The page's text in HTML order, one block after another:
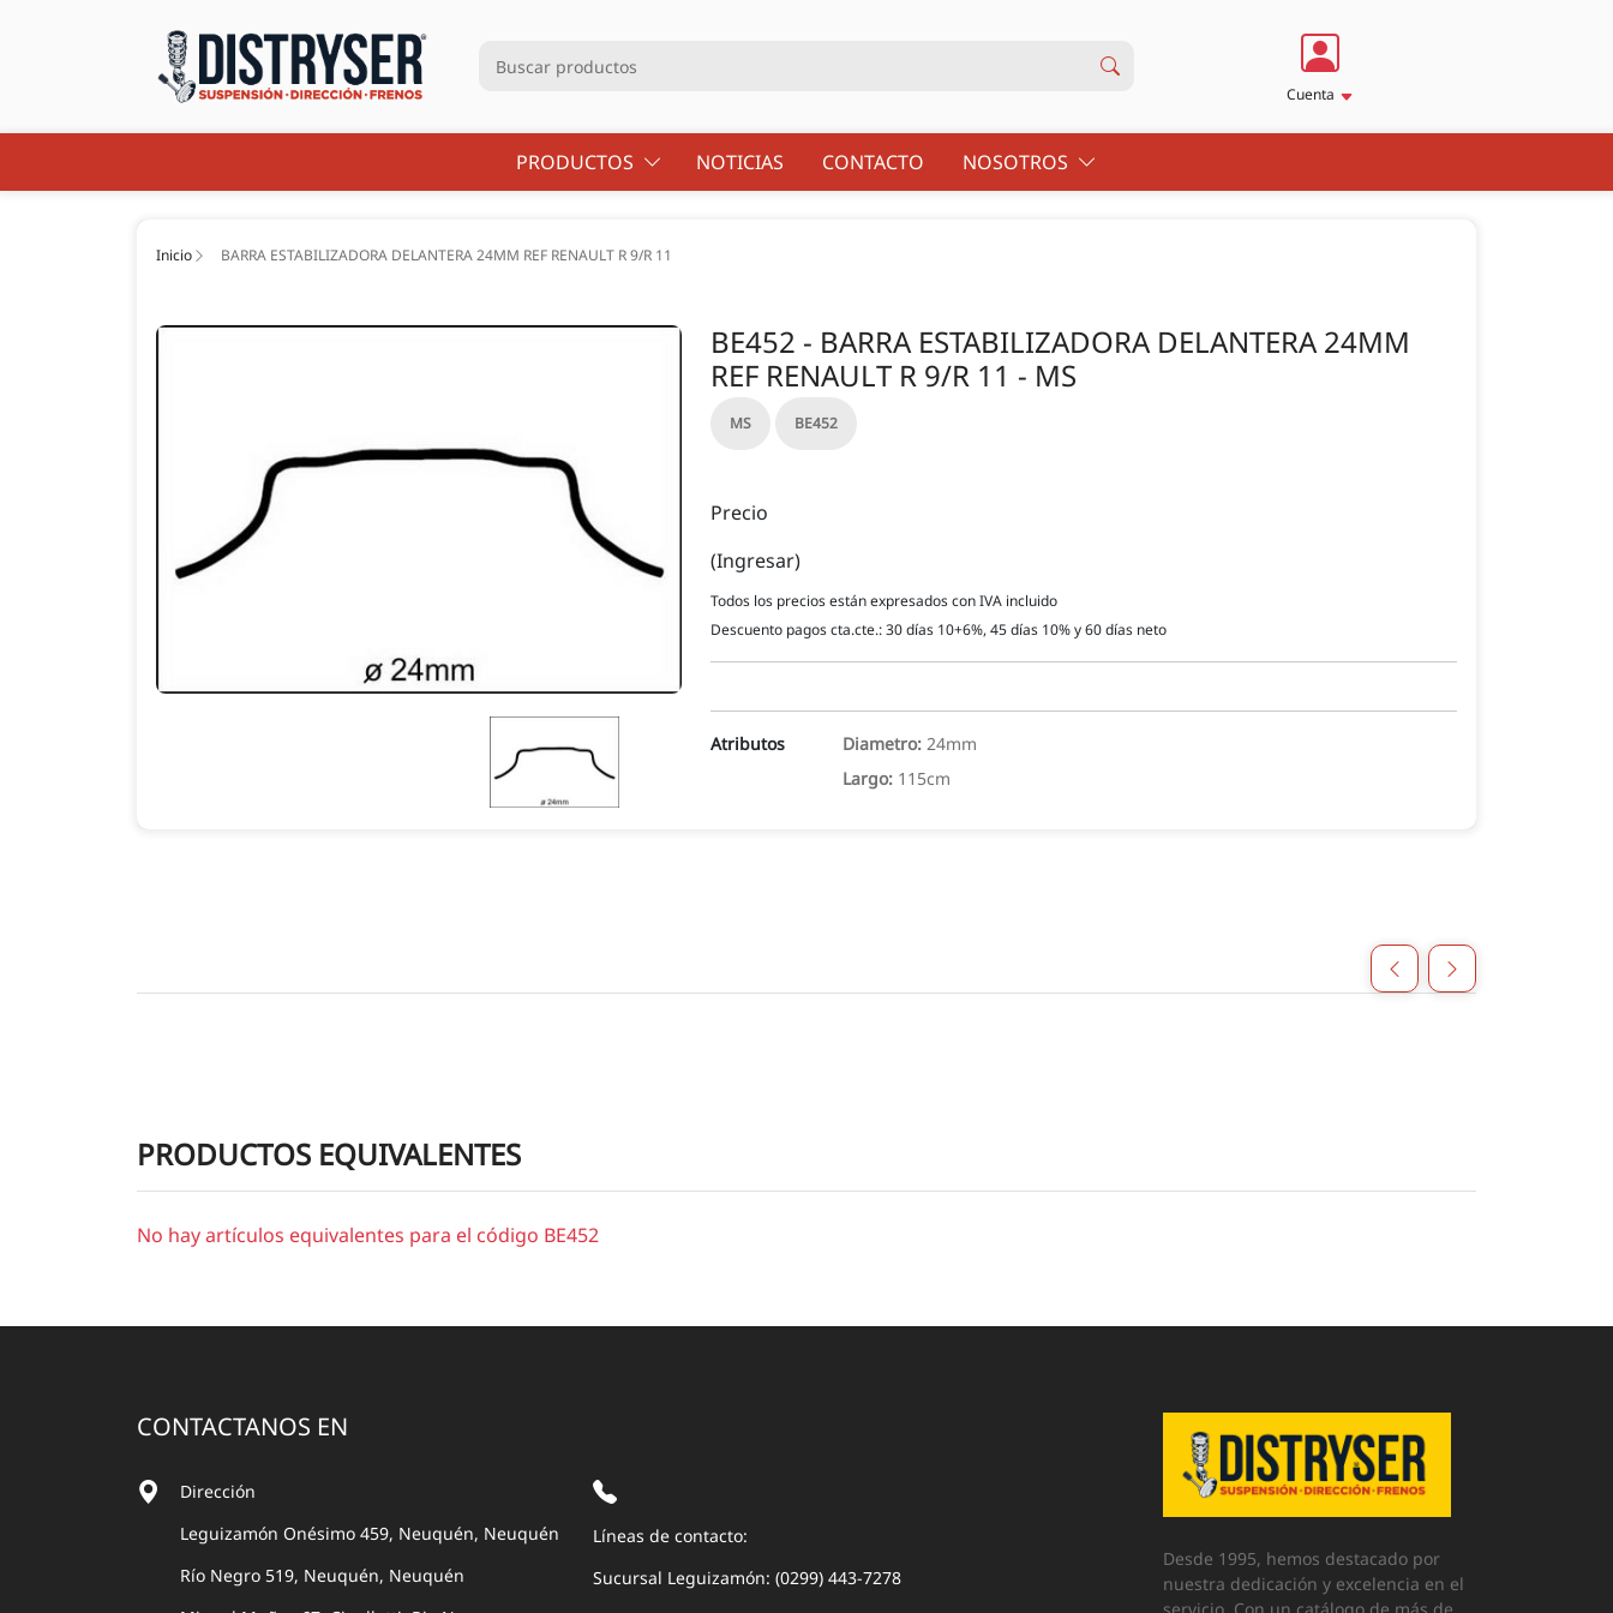
Cuenta
PRODUCTOS NOTICIAS CONTACTO NOSOTROS
Inicio BARRA ESTABILIZADORA DELANTERA 24MM REF RENAULT R 9/R 11
BE452 - BARRA ESTABILIZADORA DELANTERA 24MM
REF RENAULT R 9/R 11 - MS
MS BE452
Precio
(Ingresar)
Todos los precios están expresados con IVA incluido
Descuento pagos cta.cte.: 30 días 10+6%, 45 días 10% y 60 días neto
Atributos Diametro: 24mm
Largo: 115cm
PRODUCTOS EQUIVALENTES
No hay artículos equivalentes para el código BE452
CONTACTANOS EN
Dirección
Leguizamón Onésimo 459, Neuquén, Neuquén
Río Negro 519, Neuquén, Neuquén
Líneas de contacto:
Sucursal Leguizamón: (0299) 443-7278
Desde 1995, hemos destacado por
nuestra dedicación y excelencia en el